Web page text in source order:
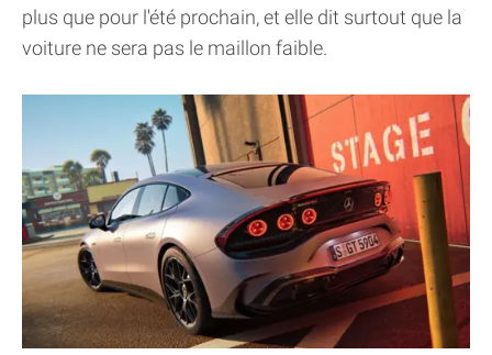
plus que pour l'été prochain, et elle dit surtout que la
voiture ne sera pas le maillon faible.